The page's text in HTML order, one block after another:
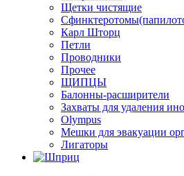
Щетки чистящие
Карл Шторц
Петли
Проводники
Прочее
ЩИПЦЫ
Балонны-расширители
Захваты для удаления
Olympus
Мешки для эвакуации
Лигаторы